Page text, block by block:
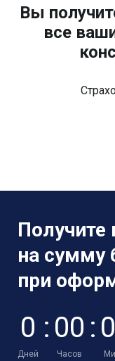
Вы
все
Получите
на сумму
при
0
Дней
: 00
Часов
: 0